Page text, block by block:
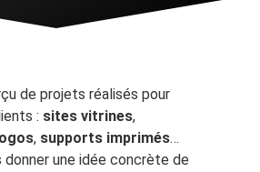
de projets réalisés pour
: sites vitrines,
, supports imprimés…
donner une idée concrète de